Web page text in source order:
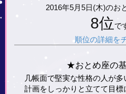
2016年5月5日(木)のお
8位で
順位の詳細を
★おとめ座の
几帳面で堅実な性格の人が
計画をしっかりと立てて目標